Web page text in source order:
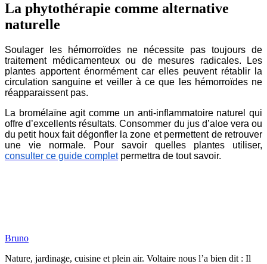
La phytothérapie comme alternative
naturelle
Soulager les hémorroïdes ne nécessite pas toujours de
traitement médicamenteux ou de mesures radicales. Les
plantes apportent énormément car elles peuvent rétablir la
circulation sanguine et veiller à ce que les hémorroïdes ne
réapparaissent pas.
La bromélaïne agit comme un anti-inflammatoire naturel qui
offre d’excellents résultats. Consommer du jus d’aloe vera ou
du petit houx fait dégonfler la zone et permettent de retrouver
une vie normale. Pour savoir quelles plantes utiliser,
consulter ce guide complet permettra de tout savoir.
Bruno
Nature, jardinage, cuisine et plein air. Voltaire nous l’a bien dit : Il